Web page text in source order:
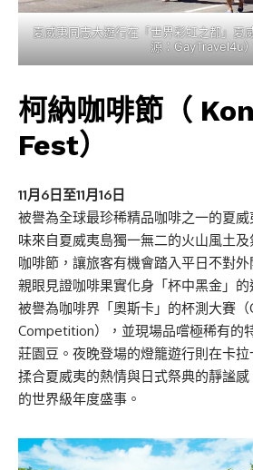
夏威夷同志大遊行在「世界彩虹之都」夏
源：GayTravel4u）
柯納咖啡節（
Fest）
11月6日至11月16日
被譽為全球最珍稀精品咖啡之一的夏
味來自夏威夷島獨一無二的火山風土
咖啡節，讓旅客有機會踏入平日不對外
親眼見證咖啡果實化身「杯中黑金」
被譽為咖啡界「奧斯卡」的杯測大賽（
Competition），並現場品嚐極稀有的
莊園豆。夜晚登場的燈籠遊行則在卡拉
揉合夏威夷的熱情與日式祭典的靜謐
的世界級年度盛事。